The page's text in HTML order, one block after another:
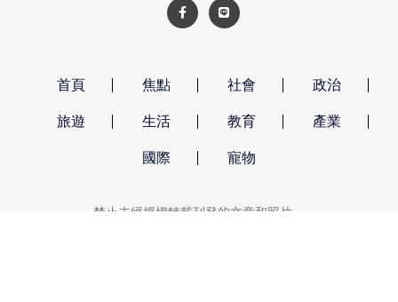
首頁 焦點 社會 政治
旅遊 生活 教育 產業
國際 寵物
禁止未經授權轉載刊登的文章和照片。